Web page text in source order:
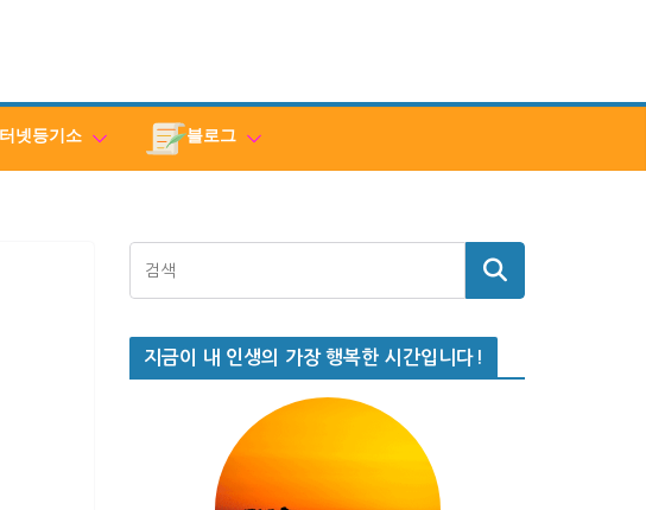
넷등기소 블로그
지금이 내 인생의 가장 행복한 시간입니다!